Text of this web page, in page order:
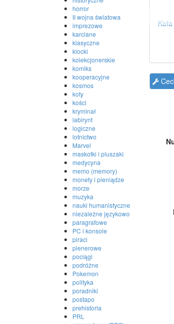
horror
II wojna światowa
imprezowe
karciane
klasyczne
klocki
kolekcjonerskie
komiks
kooperacyjne
kosmos
koty
kości
kryminał
labirynt
logiczne
lotnictwo
Marvel
maskotki i pluszaki
medycyna
memo (memory)
monety i pieniądze
morze
muzyka
nauki humanistyczne
niezależne językowo
paragrafowe
PC i konsole
piraci
plenerowe
pociągi
podróżne
Pokemon
polityka
poradniki
postapo
prehistoria
PRL